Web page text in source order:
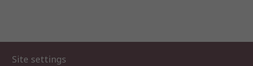
Site settings